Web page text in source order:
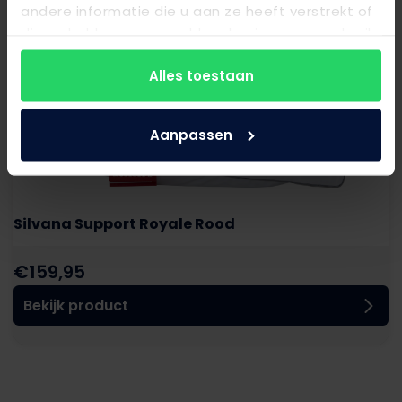
andere informatie die u aan ze heeft verstrekt of
van hun services.
Alles toestaan
Aanpassen
Silvana Support Royale Rood
€159,95
Bekijk product